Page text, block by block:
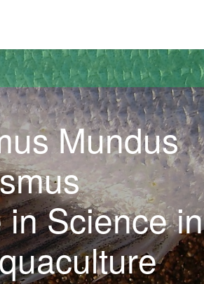
Mundus
Science in